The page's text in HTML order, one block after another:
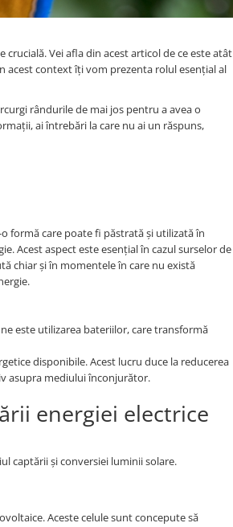
Vei afla din acest articol de ce este atât
acest context îți vom prezenta rolul esențial al
rândurile de mai jos pentru a avea o
ai întrebări la care nu ai un răspuns,
formă care poate fi păstrată și utilizată în
Acest aspect este esențial în cazul surselor de
chiar și în momentele în care nu există
este utilizarea bateriilor, care transformă
disponibile. Acest lucru duce la reducerea
asupra mediului înconjurător.
energiei electrice
captării și conversiei luminii solare.
Aceste celule sunt concepute să